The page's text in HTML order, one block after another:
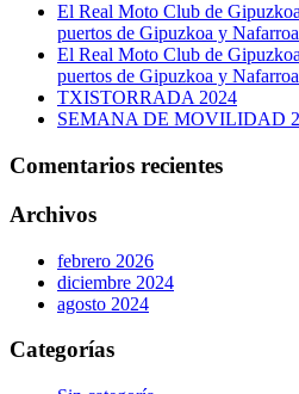
El Real Moto Club de
puertos de Gipuzkoa y
El Real Moto Club de
puertos de Gipuzkoa y
TXISTORRADA 2024
SEMANA DE MOVILIDAD
Comentarios recientes
Archivos
febrero 2026
diciembre 2024
agosto 2024
Categorías